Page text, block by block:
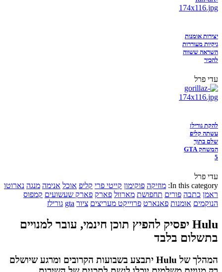
יצירות אומנות
גיקיות מעוררות
השראה ששווה
להכיר
עדי פרל
להקת גורילז
עשתה קליפ
שלם בתוך
המשחק GTA
5
עדי פרל
In this category: מוזיקה פוקימון קייטי פרי קליפ אוכל אנימה מנגה נארוטו
ראמן כתבה פורים תחפושת מארוול פארק פארק שעשועים קמפוס
הנוקמים אומנות פאנארט פרוייקט מעריצים ציור gta גורילז
Hulu יפסיק להפיץ תוכן חינמי, עובר למנויים
בתשלום בלבד
המהלך של Hulu יתבצע בשבועות הקרובים ומרגע שיושלם